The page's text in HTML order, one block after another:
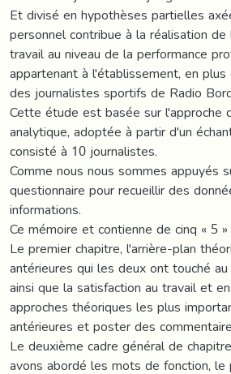
Et divisé en hypothèses partielles
personnel contribue à la réalisation
travail au niveau de la performance
appartenant à l'établissement, en
des journalistes sportifs de Radio
Cette étude est basée sur l'approche
analytique, adoptée à partir d'un
consisté à 10 journalistes.
Comme nous nous sommes appuyés
questionnaire pour recueillir des
informations.
Ce mémoire et contienne de cinq « 5
Le premier chapitre, l'arrière-plan
antérieures qui les deux ont touché
ainsi que la satisfaction au travail et
approches théoriques les plus
antérieures et poster des
Le deuxième cadre général de
avons abordé les mots de fonction,